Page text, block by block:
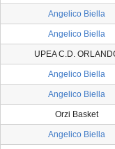
Angelico Biella
Angelico Biella
UPEA C.D.
Angelico Biella
Angelico Biella
Orzi Basket
Angelico Biella